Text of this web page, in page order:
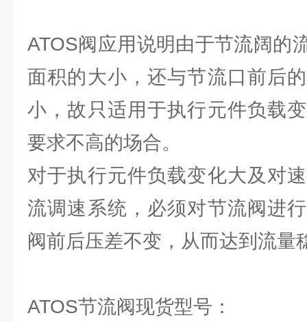
ATOS阀应用说明由于节流阔的
面积的大小，还与节流口前后
小，故只适用于执行元件负载
要求不高的场合。
对于执行元件负载变化大及对
流调速系统，必须对节流阀进
阀前后压差不变，从而达到流量
ATOS节流阀现货型号：